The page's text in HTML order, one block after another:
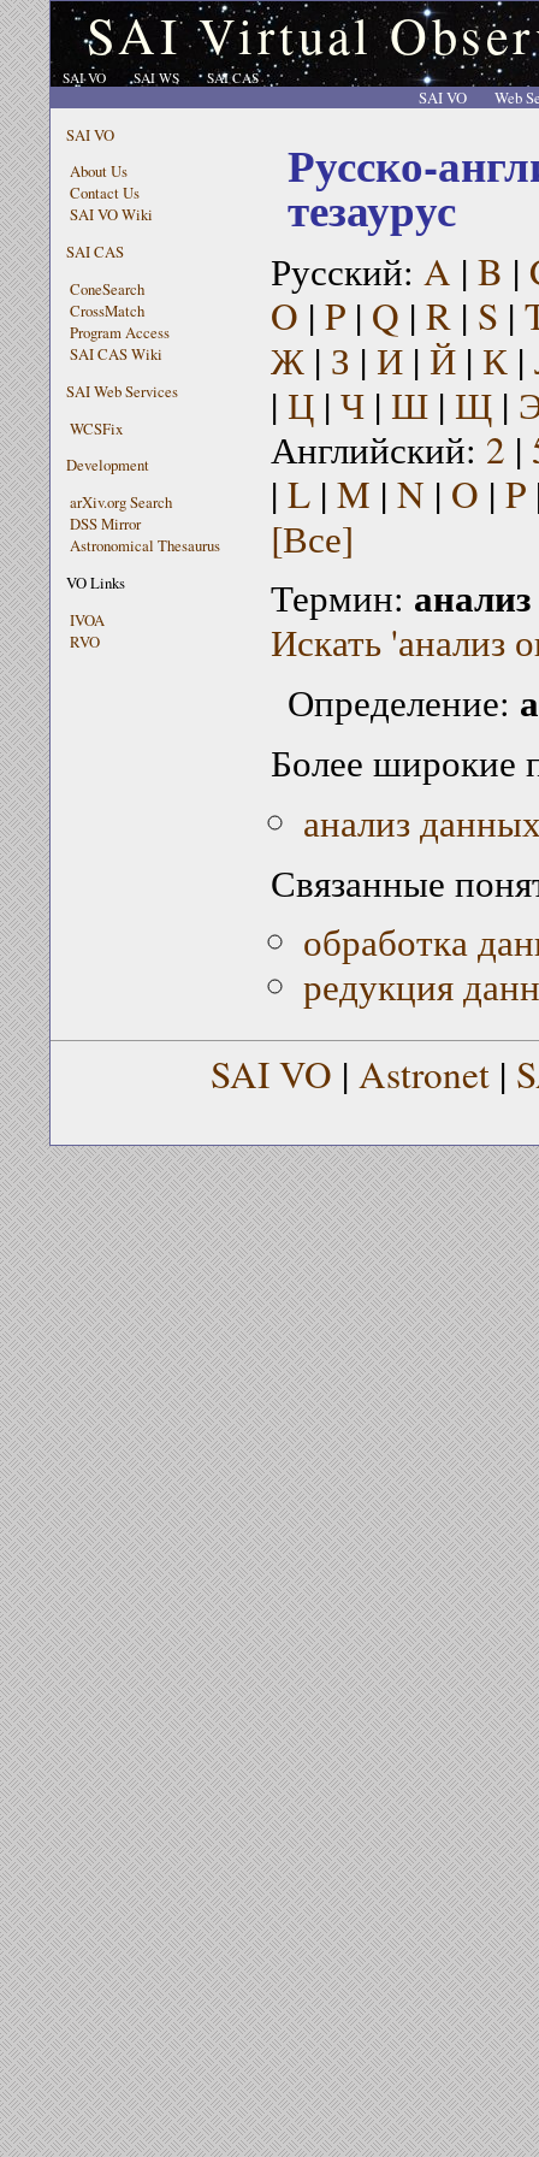
SAI Virtual
SAI VO SAI WS SAI CAS
SAI VO
Web
SAI VO
About Us
Contact Us
SAI VO Wiki
SAI CAS
ConeSearch
CrossMatch
Program Access
SAI CAS Wiki
SAI Web Services
WCSFix
Development
arXiv.org Search
DSS Mirror
Astronomical Thesaurus
VO Links
IVOA
RVO
Русско-
тезаурус
Русский: A | B |
O | P| Q | R| S |
Ж| З | И| Й| К|
| Ц| Ч| Ш| Щ|
Английский: 2 |
| L| M | N | O | P
[Все]
Термин:
Искать 'анализ
Определение:
Более широкие
анализ
Связанные
обработка
редукция
SAI VO | Astronet |